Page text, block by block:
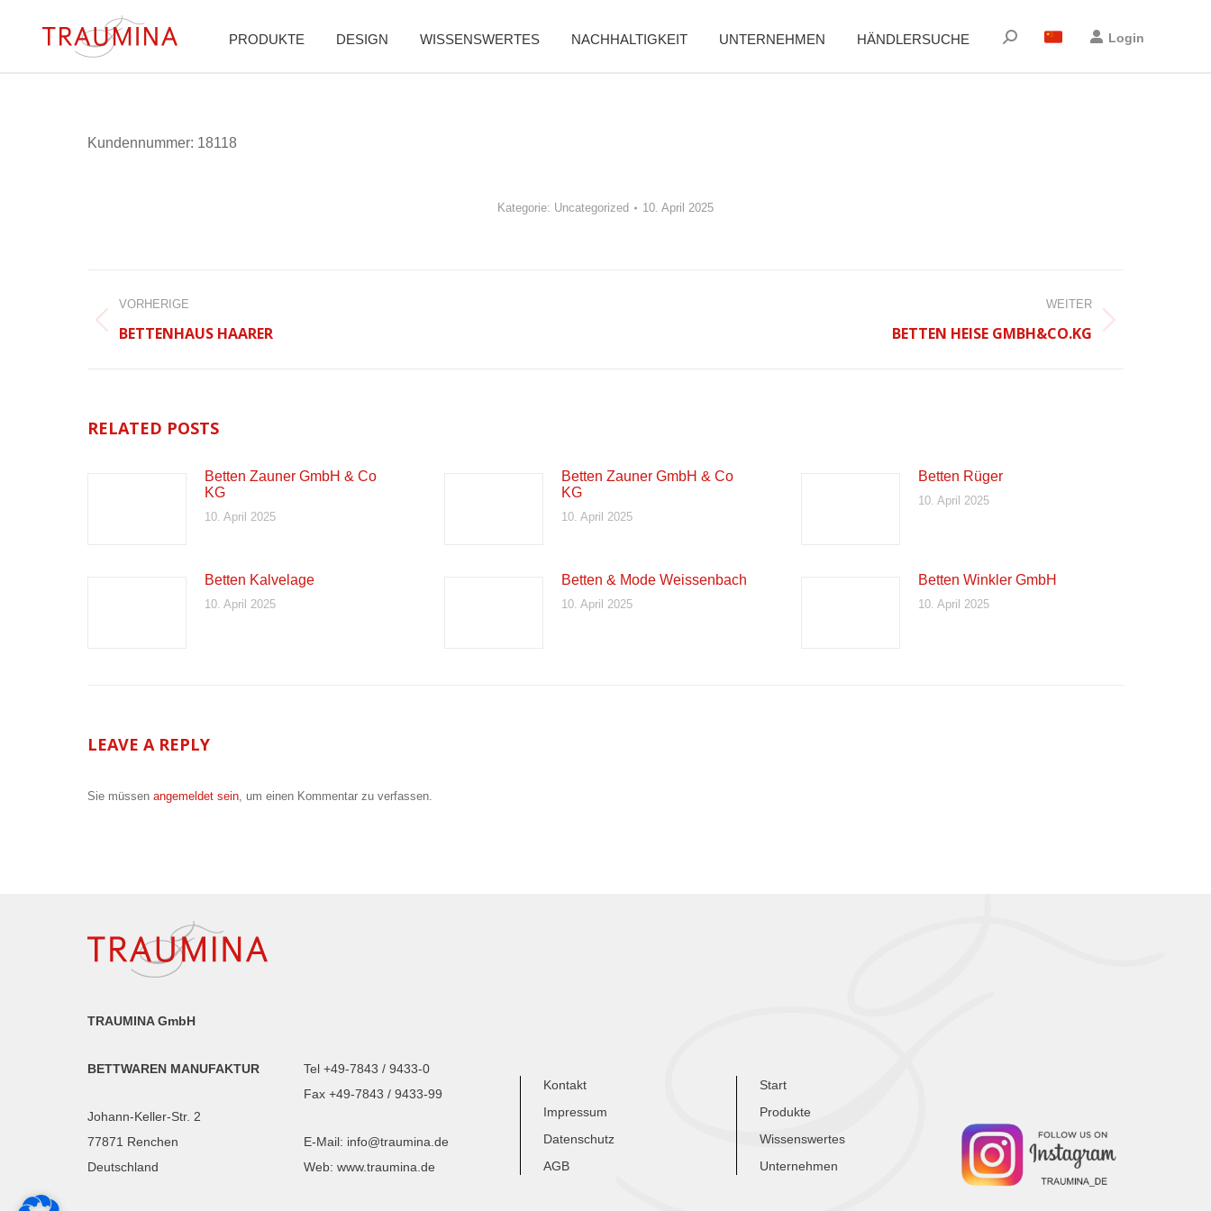
PRODUKTE DESIGN WISSENSWERTES NACHHALTIGKEIT UNTERNEHMEN HÄNDLERSUCHE Suchen: Login
Kun­den­num­mer: 18118
Kategorie: Uncategorized 10. April 2025
VORHERIGE
Vorheriger
Beitrag:
BETTENHAUS HAARER
WEITER
BETTEN HEISE GMBH&CO.KG
RELATED POSTS
Betten Zauner GmbH & Co
KG
10. April 2025
Betten Zauner GmbH & Co
KG
10. April 2025
Betten Rüger
10. April 2025
Betten Kalvelage
10. April 2025
Betten & Mode Weissenbach
10. April 2025
Betten Winkler GmbH
10. April 2025
LEAVE A REPLY
Sie müssen angemeldet sein, um einen Kommentar zu verfassen.
TRAUMINA GmbH
BETTWAREN MANUFAKTUR
Johann-Keller-Str. 2
77871 Renchen
Deutschland
Tel +49-7843 / 9433-0
Fax +49-7843 / 9433-99
E-Mail: info@traumina.de
Web: www.traumina.de
Kontakt
Impressum
Datenschutz
AGB
Start
Produkte
Wissenswertes
Unternehmen